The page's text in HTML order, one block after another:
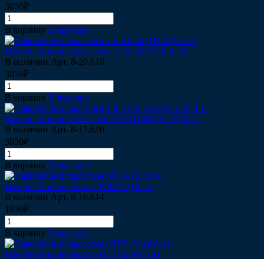
3850₽
В корзину В корзине
Наконечник пылесоса тип Darta (Ø12.9) 8-20
В наличии Арт. 8-20,618
3850₽
В корзину В корзине
Наконечник пылесоса тип OSSTEM(Ø12.9) 8-17
В наличии Арт. 8-17,620
3850₽
В корзину В корзине
Наконечник пылесоса (Ø8.6/13) 8-16
В наличии Арт. 8-16,614
1850₽
В корзину В корзине
Наконечник пылесоса (Ø17) Anya 8-11